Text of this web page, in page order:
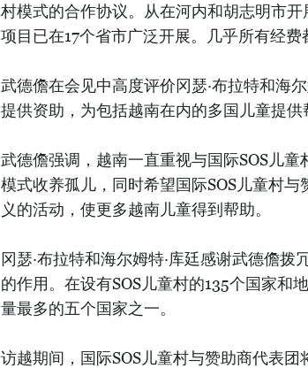
村模式的合作协议。从在河内和胡志明市
项目已在17个省市广泛开展。几乎所有经费
武德儋在会见中高度评价冈瑟·布拉特和海
提供资助，为包括越南在内的多国儿童提供
武德儋强调，越南一直重视与国际SOS儿
模式收养孤儿，同时希望国际SOS儿童村
义的活动，使更多越南儿童得到帮助。
冈瑟·布拉特和海尔姆特·库廷感谢武德儋拨
的作用。在设有SOS儿童村的135个国家和
量最多的五个国家之一。
访越期间，国际SOS儿童村与赞助商代表